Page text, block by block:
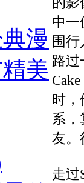
漫
美
中一
围
路过
时，
系
友。
走过